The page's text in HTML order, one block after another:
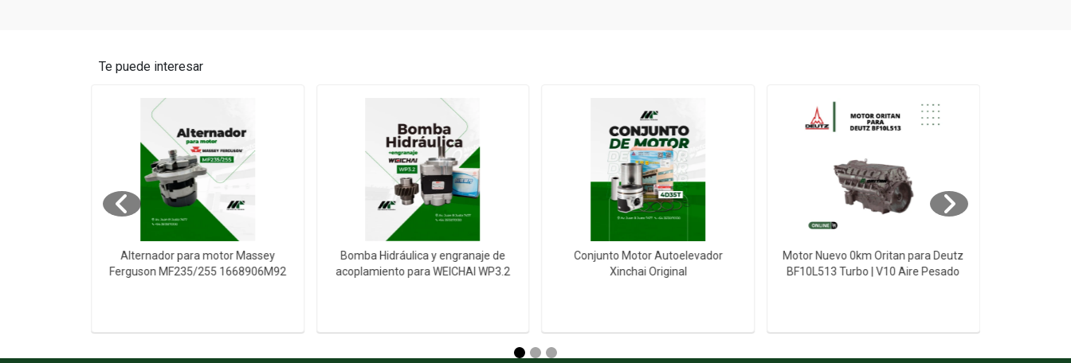
Te puede interesar
Alternador para motor Massey
Ferguson MF235/255 1668906M92
Bomba Hidráulica y engranaje de
acoplamiento para WEICHAI WP3.2
Conjunto Motor Autoelevador
Xinchai Original
Motor Nuevo 0km Oritan para Deutz
BF10L513 Turbo | V10 Aire Pesado